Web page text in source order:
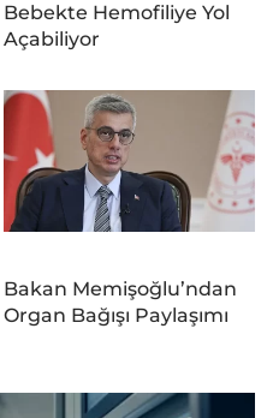
Bebekte Hemofiliye Yol
Açabiliyor
Bakan Memişoğlu’ndan
Organ Bağışı Paylaşımı